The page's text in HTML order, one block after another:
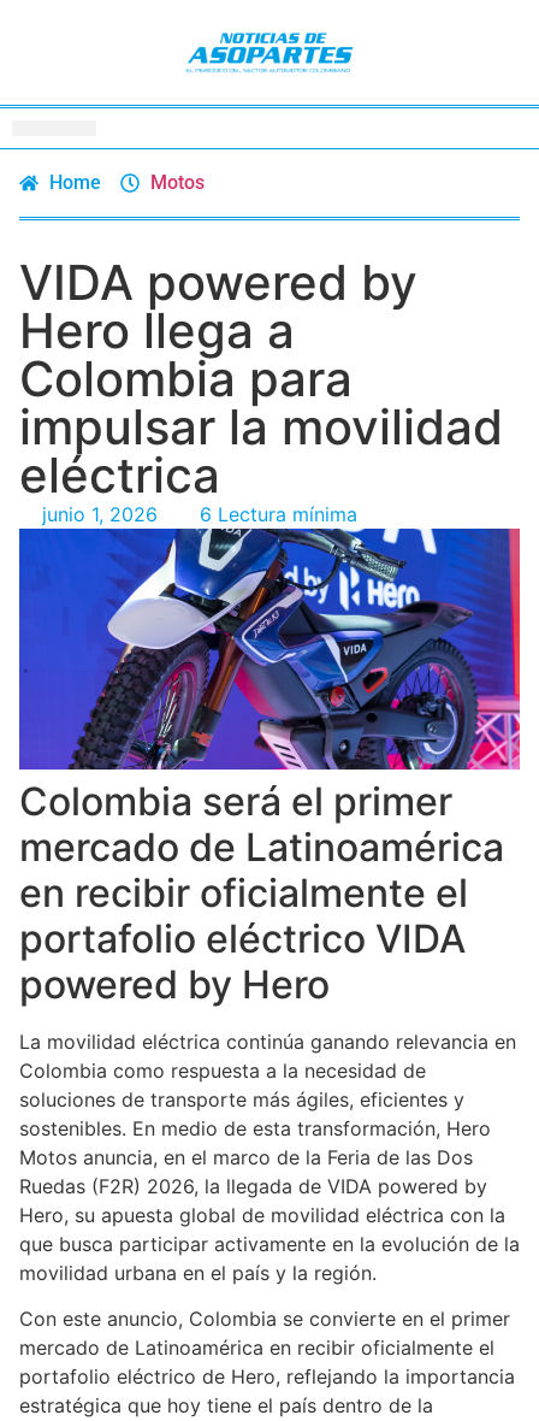
Home Motos
VIDA powered by
Hero llega a
Colombia para
impulsar la movilidad
eléctrica
junio 1, 2026 6 Lectura mínima
Colombia será el primer
mercado de Latinoamérica
en recibir oficialmente el
portafolio eléctrico VIDA
powered by Hero
La movilidad eléctrica continúa ganando relevancia en
Colombia como respuesta a la necesidad de
soluciones de transporte más ágiles, eficientes y
sostenibles. En medio de esta transformación, Hero
Motos anuncia, en el marco de la Feria de las Dos
Ruedas (F2R) 2026, la llegada de VIDA powered by
Hero, su apuesta global de movilidad eléctrica con la
que busca participar activamente en la evolución de la
movilidad urbana en el país y la región.
Con este anuncio, Colombia se convierte en el primer
mercado de Latinoamérica en recibir oficialmente el
portafolio eléctrico de Hero, reflejando la importancia
estratégica que hoy tiene el país dentro de la